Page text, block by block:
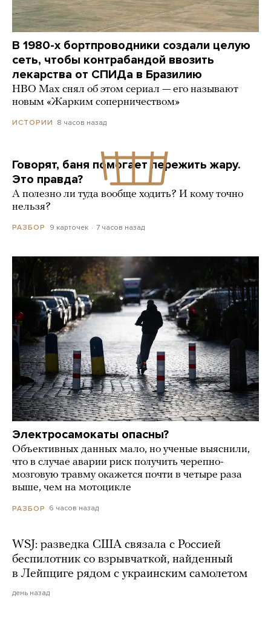
В 1980-х бортпроводники создали целую
сеть, чтобы контрабандой ввозить
лекарства от СПИДа в Бразилию
HBO Max снял об этом сериал — его называют
новым «Жарким соперничеством»
ИСТОРИИ 8 часов назад
Говорят, баня помогает пережить жару.
Это правда?
А полезно ли туда вообще ходить? И кому точно
нельзя?
РАЗБОР 9 карточек 7 часов назад
Электросамокаты опасны?
Объективных данных мало, но ученые выяснили,
что в случае аварии риск получить черепно-
мозговую травму окажется почти в четыре раза
выше, чем на мотоцикле
РАЗБОР 6 часов назад
WSJ: разведка США связала с Россией
беспилотник со взрывчаткой, найденный
в Лейпциге рядом с украинским самолетом
день назад